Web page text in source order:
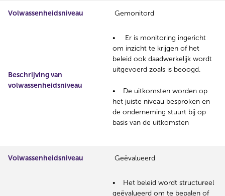
Volwassenheidsniveau Gemonitord
Beschrijving van
volwassenheidsniveau
Er is monitoring ingericht
om inzicht te krijgen of het
beleid ook daadwerkelijk wordt
uitgevoerd zoals is beoogd.
De uitkomsten worden op
het juiste niveau besproken en
de onderneming stuurt bij op
basis van de uitkomsten
Volwassenheidsniveau Geëvalueerd
Het beleid wordt structureel
geëvalueerd om te bepalen of